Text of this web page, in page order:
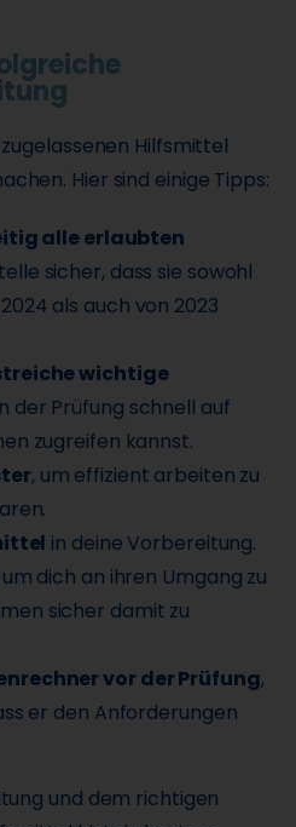
Hilfsmittel
Hier sind einige Tipps:
alle erlaubten
sicher, dass sie sowohl
als auch von 2023
wichtige
der Prüfung schnell auf
zugreifen kannst.
, um effizient arbeiten zu
in deine Vorbereitung.
dich an ihren Umgang zu
sicher damit zu
vor der Prüfung,
er den Anforderungen
und dem richtigen